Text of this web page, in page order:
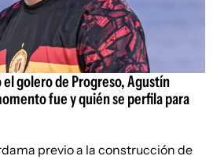
golero de Progreso, Agustín
fue y quién se perfila para